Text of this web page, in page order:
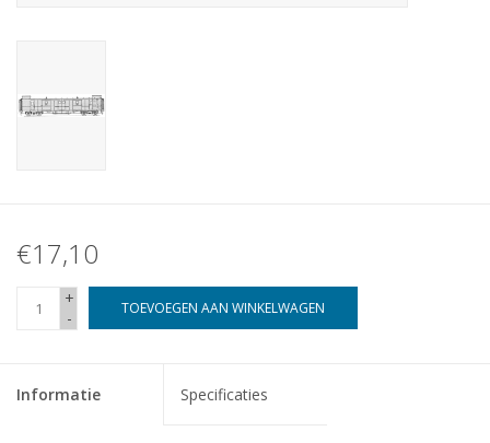
€17,10
+
-
TOEVOEGEN AAN WINKELWAGEN
Informatie Specificaties